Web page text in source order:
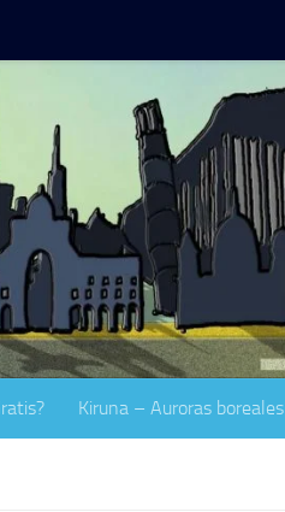
Kiruna – Auroras boreales